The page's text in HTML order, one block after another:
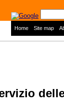
Home Site map